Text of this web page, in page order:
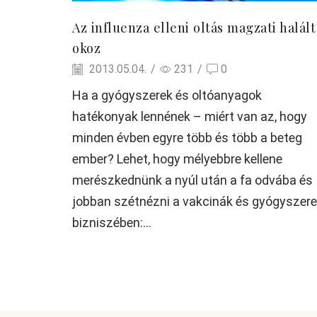
Az influenza elleni oltás magzati halált
okoz
2013.05.04. / 231 / 0
Ha a gyógyszerek és oltóanyagok
hatékonyak lennének – miért van az, hogy
minden évben egyre több és több a beteg
ember? Lehet, hogy mélyebbre kellene
merészkednünk a nyúl után a fa odvába és
jobban szétnézni a vakcinák és
bizniszében:...